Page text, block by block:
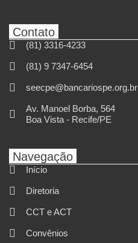
Contato
(81) 3316-4233
(81) 9 7347-6454
seecpe@bancariospe.org.br
Av. Manoel Borba, 564
Boa Vista - Recife/PE
Navegação
Início
Diretoria
CCT e ACT
Convênios